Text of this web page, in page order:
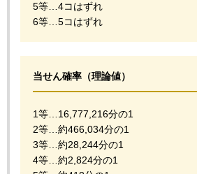
5等…4コはずれ
6等…5コはずれ
当せん確率（理論値）
1等…16,777,216分の1
2等…約466,034分の1
3等…約28,244分の1
4等…約2,824分の1